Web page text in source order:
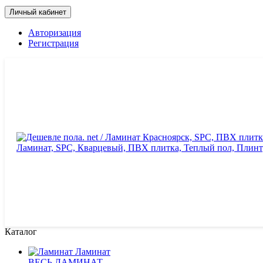
Личный кабинет
Авторизация
Регистрация
Каталог
Ламинат